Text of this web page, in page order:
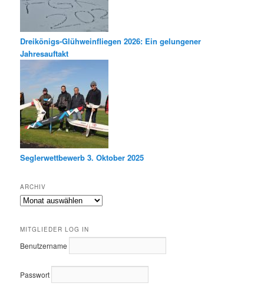
Dreikönigs-Glühweinfliegen 2026: Ein gelungener
Jahresauftakt
Seglerwettbewerb 3. Oktober 2025
ARCHIV
Archiv
MITGLIEDER LOG IN
Benutzername
Passwort